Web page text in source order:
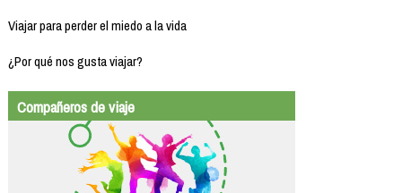
Viajar para perder el miedo a la vida
¿Por qué nos gusta viajar?
Compañeros de viaje